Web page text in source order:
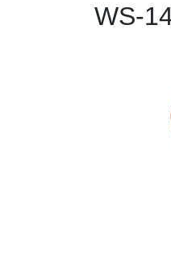
WS-